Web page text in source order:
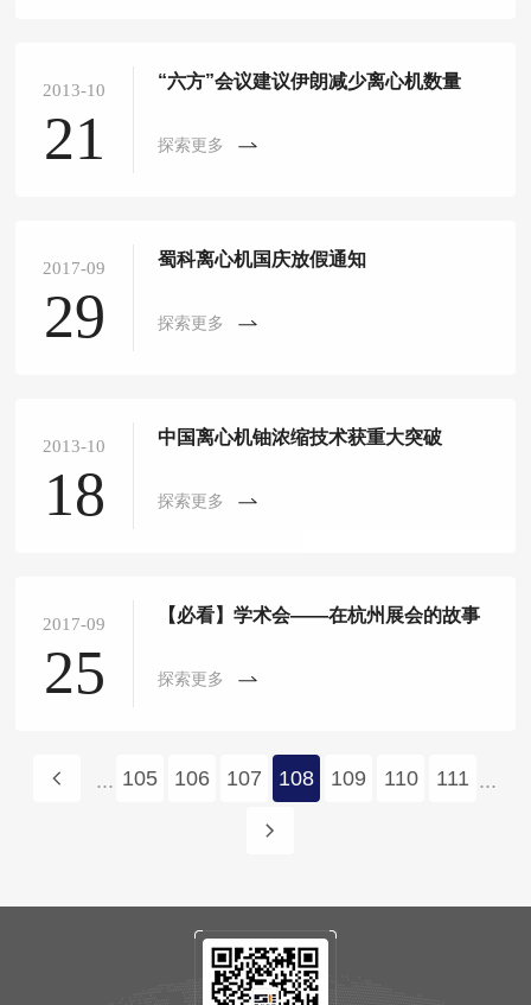
2013-10
21
“六方”会议建议伊朗减少离心机数量
探索更多
2017-09
29
蜀科离心机国庆放假通知
探索更多
2013-10
18
中国离心机铀浓缩技术获重大突破
探索更多
2017-09
25
【必看】学术会——在杭州展会的故事
探索更多
... 105 106 107 108 109 110 111 ...